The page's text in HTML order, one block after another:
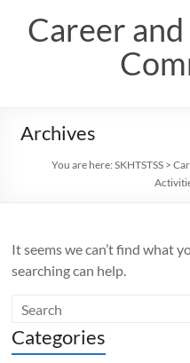
contentCareer
Archives
You are here:SKHTSTSS >
It seems we can’t find what
searching can help.
Categories